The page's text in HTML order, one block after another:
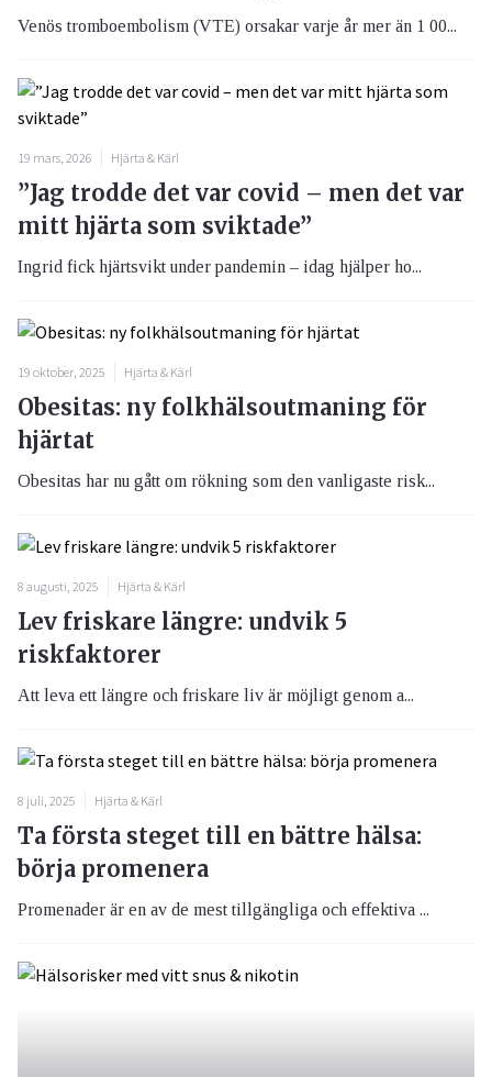
Venös tromboembolism (VTE) orsakar varje år mer än 1 00...
19 mars, 2026 Hjärta & Kärl
”Jag trodde det var covid – men det var
mitt hjärta som sviktade”
Ingrid fick hjärtsvikt under pandemin – idag hjälper ho...
19 oktober, 2025 Hjärta & Kärl
Obesitas: ny folkhälsoutmaning för
hjärtat
Obesitas har nu gått om rökning som den vanligaste risk...
8 augusti, 2025 Hjärta & Kärl
Lev friskare längre: undvik 5
riskfaktorer
Att leva ett längre och friskare liv är möjligt genom a...
8 juli, 2025 Hjärta & Kärl
Ta första steget till en bättre hälsa:
börja promenera
Promenader är en av de mest tillgängliga och effektiva ...